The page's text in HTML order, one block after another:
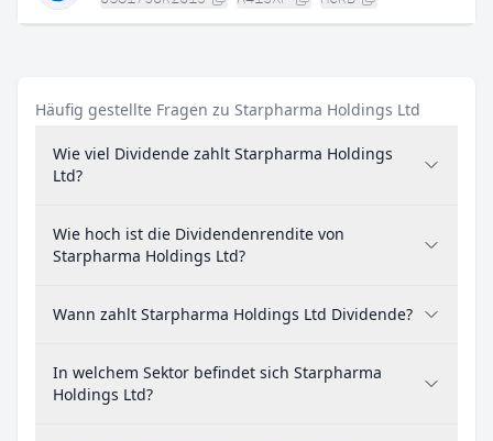
Häufig gestellte Fragen zu Starpharma Holdings Ltd
Wie viel Dividende zahlt Starpharma Holdings
Ltd?
Wie hoch ist die Dividendenrendite von
Starpharma Holdings Ltd?
Wann zahlt Starpharma Holdings Ltd Dividende?
In welchem Sektor befindet sich Starpharma
Holdings Ltd?